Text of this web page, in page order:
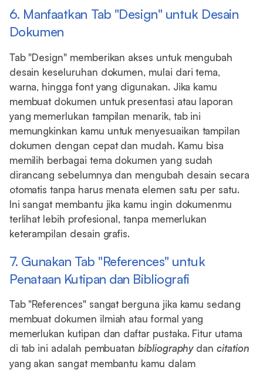
6. Manfaatkan Tab "Design" untuk Desain
Dokumen
Tab "Design" memberikan akses untuk mengubah
desain keseluruhan dokumen, mulai dari tema,
warna, hingga font yang digunakan. Jika kamu
membuat dokumen untuk presentasi atau laporan
yang memerlukan tampilan menarik, tab ini
memungkinkan kamu untuk menyesuaikan tampilan
dokumen dengan cepat dan mudah. Kamu bisa
memilih berbagai tema dokumen yang sudah
dirancang sebelumnya dan mengubah desain secara
otomatis tanpa harus menata elemen satu per satu.
Ini sangat membantu jika kamu ingin dokumenmu
terlihat lebih profesional, tanpa memerlukan
keterampilan desain grafis.
7. Gunakan Tab "References" untuk
Penataan Kutipan dan Bibliografi
Tab "References" sangat berguna jika kamu sedang
membuat dokumen ilmiah atau formal yang
memerlukan kutipan dan daftar pustaka. Fitur utama
di tab ini adalah pembuatanbibliographydancitation
yang akan sangat membantu kamu dalam